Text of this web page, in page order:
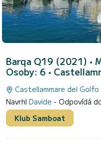
Barqa Q19 (2021) •
Osoby: 6 •
Castellammare del Golfo
Navrhl Davide - Odpovídá
Klub Samboat